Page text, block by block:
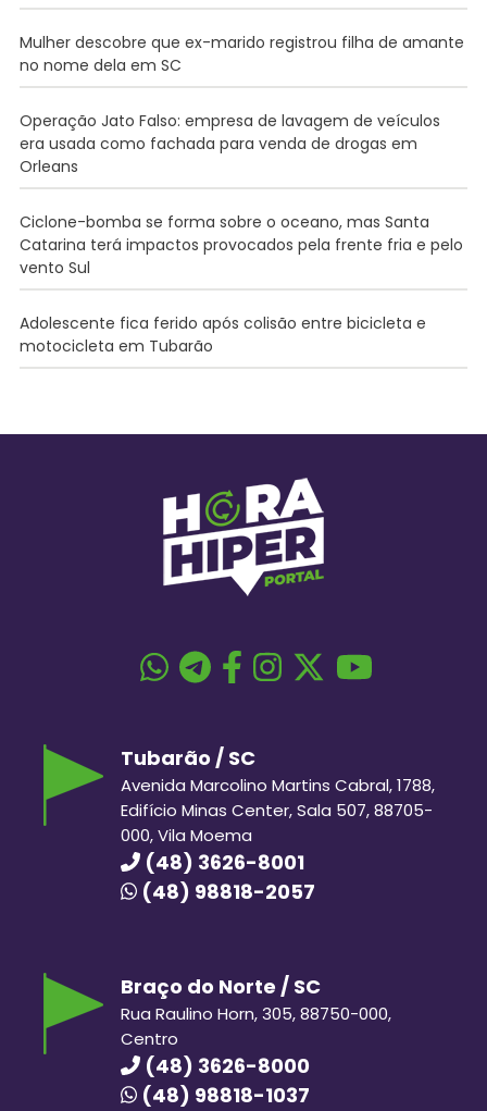
Mulher descobre que ex-marido registrou filha de amante
no nome dela em SC
Operação Jato Falso: empresa de lavagem de veículos
era usada como fachada para venda de drogas em
Orleans
Ciclone-bomba se forma sobre o oceano, mas Santa
Catarina terá impactos provocados pela frente fria e pelo
vento Sul
Adolescente fica ferido após colisão entre bicicleta e
motocicleta em Tubarão
Tubarão / SC
Avenida Marcolino Martins Cabral, 1788,
Edifício Minas Center, Sala 507, 88705-
000, Vila Moema
(48) 3626-8001
(48) 98818-2057
Braço do Norte / SC
Rua Raulino Horn, 305, 88750-000,
Centro
(48) 3626-8000
(48) 98818-1037